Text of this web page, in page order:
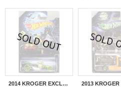
2014 KROGER EXCLUSIVE HALLOWEEN 【RIGOR MOTOR】 BLACK/O5